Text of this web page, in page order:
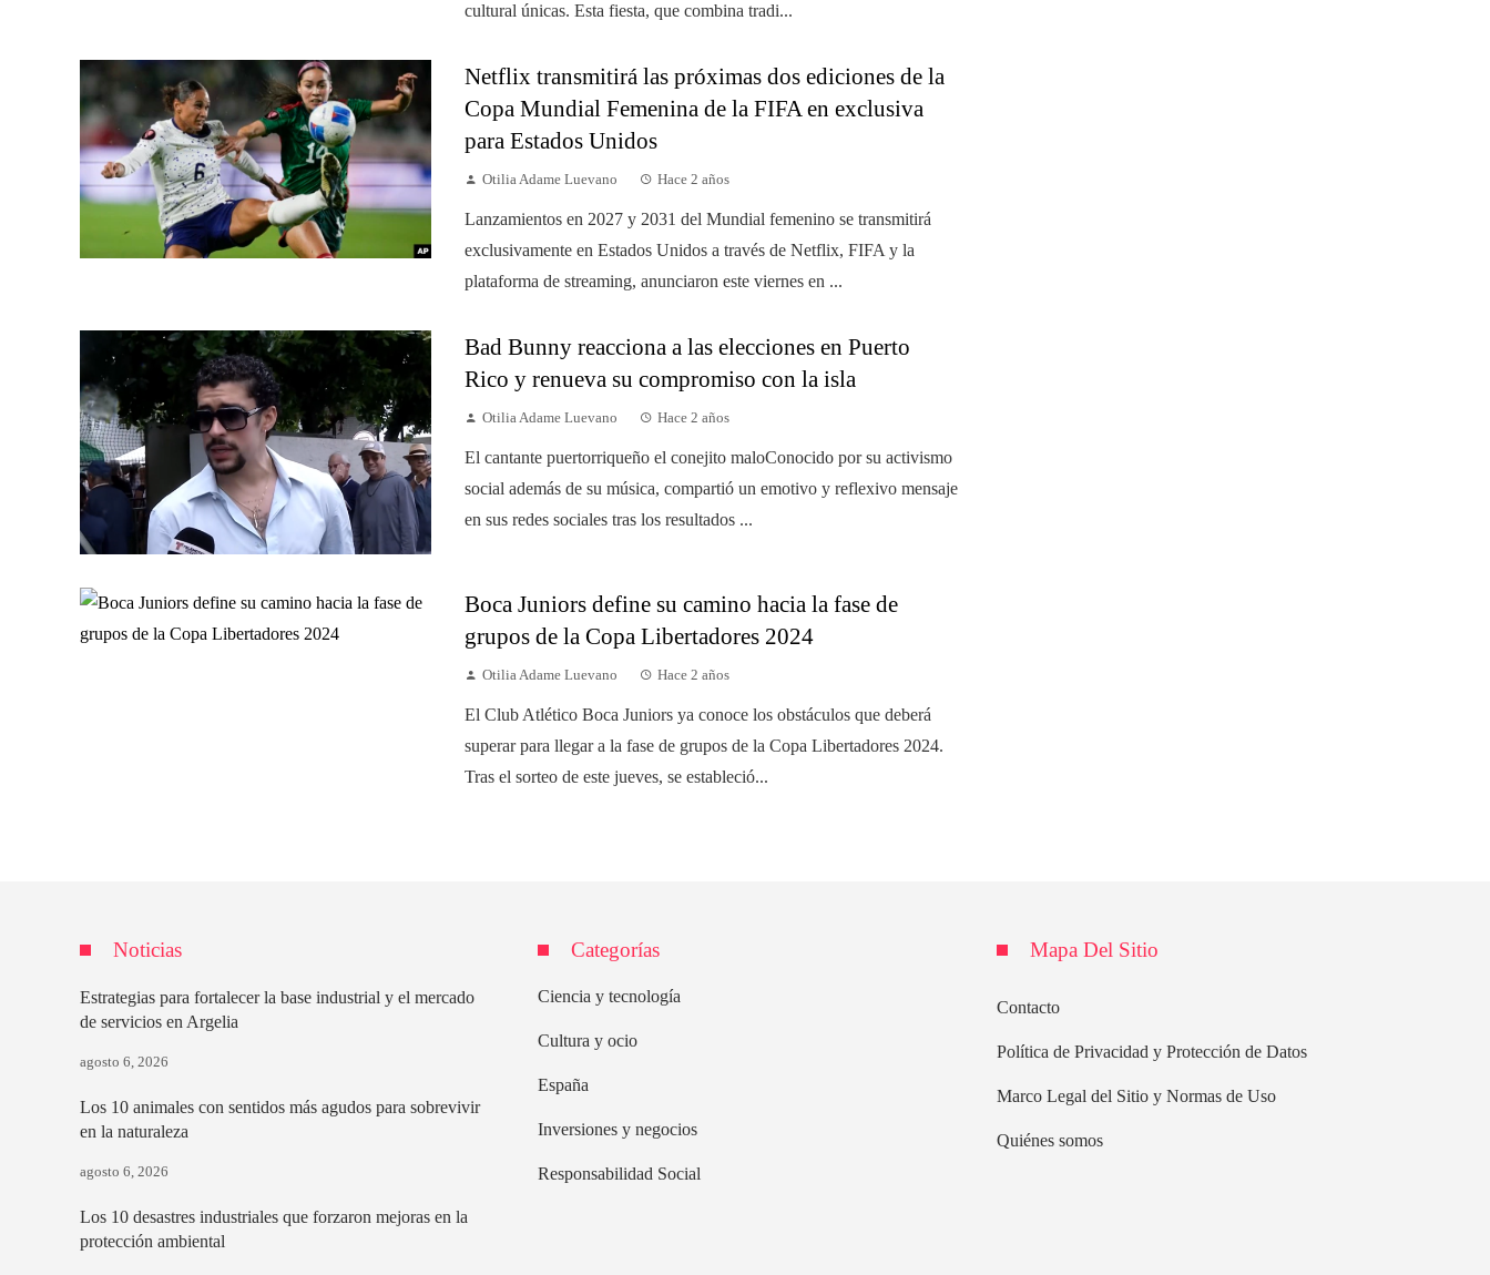
cultural únicas. Esta fiesta, que combina tradi...
Netflix transmitirá las próximas dos ediciones de la
Copa Mundial Femenina de la FIFA en exclusiva
para Estados Unidos
Otilia Adame Luevano Hace 2 años
Lanzamientos en 2027 y 2031 del Mundial femenino se transmitirá
exclusivamente en Estados Unidos a través de Netflix, FIFA y la
plataforma de streaming, anunciaron este viernes en ...
Bad Bunny reacciona a las elecciones en Puerto
Rico y renueva su compromiso con la isla
Otilia Adame Luevano Hace 2 años
El cantante puertorriqueño el conejito maloConocido por su activismo
social además de su música, compartió un emotivo y reflexivo mensaje
en sus redes sociales tras los resultados ...
Boca Juniors define su camino hacia la fase de
grupos de la Copa Libertadores 2024
Otilia Adame Luevano Hace 2 años
El Club Atlético Boca Juniors ya conoce los obstáculos que deberá
superar para llegar a la fase de grupos de la Copa Libertadores 2024.
Tras el sorteo de este jueves, se estableció...
Noticias
Estrategias para fortalecer la base industrial y el mercado
de servicios en Argelia
agosto 6, 2026
Los 10 animales con sentidos más agudos para sobrevivir
en la naturaleza
agosto 6, 2026
Los 10 desastres industriales que forzaron mejoras en la
protección ambiental
Categorías
Ciencia y tecnología
Cultura y ocio
España
Inversiones y negocios
Responsabilidad Social
Mapa Del Sitio
Contacto
Política de Privacidad y Protección de Datos
Marco Legal del Sitio y Normas de Uso
Quiénes somos